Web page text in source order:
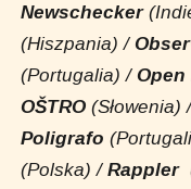
Newschecker
(Hiszpania) /
(Portugalia) /
OŠTRO(Słowenia)
Poligrafo
(Polska) /Rappler